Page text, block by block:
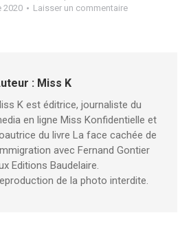
2020
Laisser un commentaire
: Miss K
K est éditrice, journaliste du
en ligne Miss Konfidentielle et
du livre La face cachée de
avec Fernand Gontier
Editions Baudelaire.
de la photo interdite.